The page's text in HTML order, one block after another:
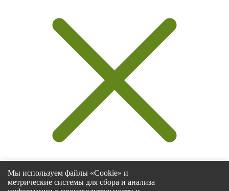
Мы используем файлы «Cookie» и
метрические системы для сбора и анализа